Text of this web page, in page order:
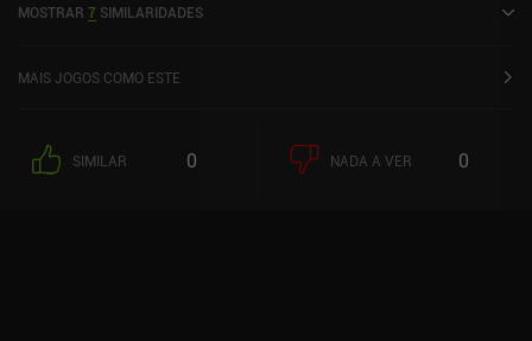
e 4,6 de 5,0 na iOS App Store.
MOSTRAR 7 SIMILARIDADES
MAIS JOGOS COMO ESTE
SIMILAR 0 NADA A VER 0